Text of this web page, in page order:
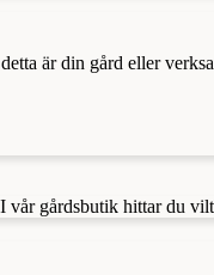
är din gård eller
gårdsbutik hittar du